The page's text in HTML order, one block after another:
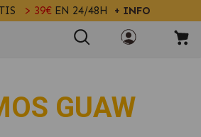
> 39€EN 24/48H + INFO
GUAW